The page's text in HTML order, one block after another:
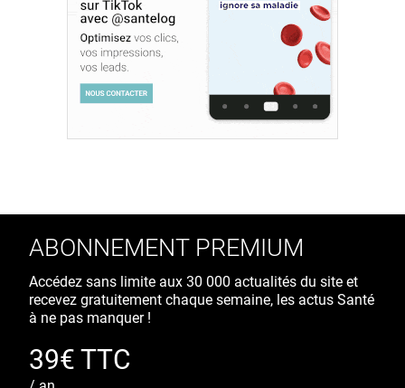
ABONNEMENT PREMIUM
Accédez sans limite aux 30 000 actualités du site et
recevez gratuitement chaque semaine, les actus Santé
à ne pas manquer !
39€ TTC